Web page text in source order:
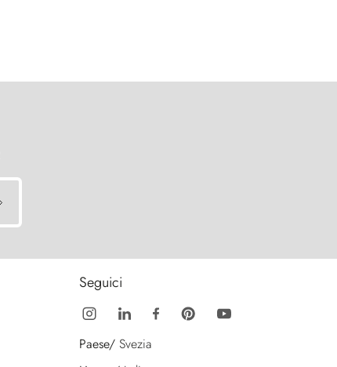
Seguici
Paese/ Svezia